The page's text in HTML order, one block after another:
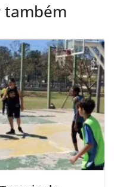
também